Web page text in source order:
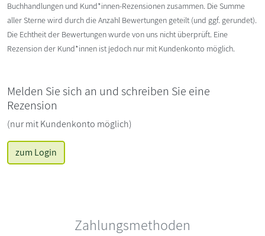
Buchhandlungen und Kund*innen-Rezensionen zusammen. Die Summe
aller Sterne wird durch die Anzahl Bewertungen geteilt (und ggf. gerundet).
Die Echtheit der Bewertungen wurde von uns nicht überprüft. Eine
Rezension der Kund*innen ist jedoch nur mit Kundenkonto möglich.
Melden Sie sich an und schreiben Sie eine
Rezension
(nur mit Kundenkonto möglich)
zum Login
Zahlungsmethoden